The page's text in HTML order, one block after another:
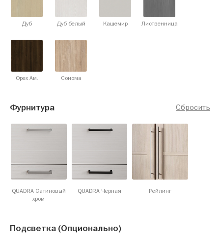
Дуб Дуб белый Кашемир Лиственница
Орех Ам. Сонома
Сбросить
Фурнитура
QUADRA Сатиновый
хром
QUADRA Черная Рейлинг
Подсветка (Опционально)